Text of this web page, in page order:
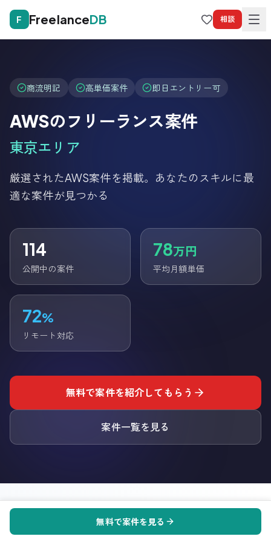
F FreelanceDB 相談
商流明記 高単価案件 即日エントリー可
AWSのフリーランス案件
東京エリア
厳選されたAWS案件を掲載。あなたのスキルに最
適な案件が見つかる
114
公開中の案件
78万円
平均月額単価
72%
リモート対応
無料で案件を紹介してもらう
案件一覧を見る
AWS フリーランス案件情報: 現在 件掲載中、平均単
の市場動向 時点
無料で案件を見る